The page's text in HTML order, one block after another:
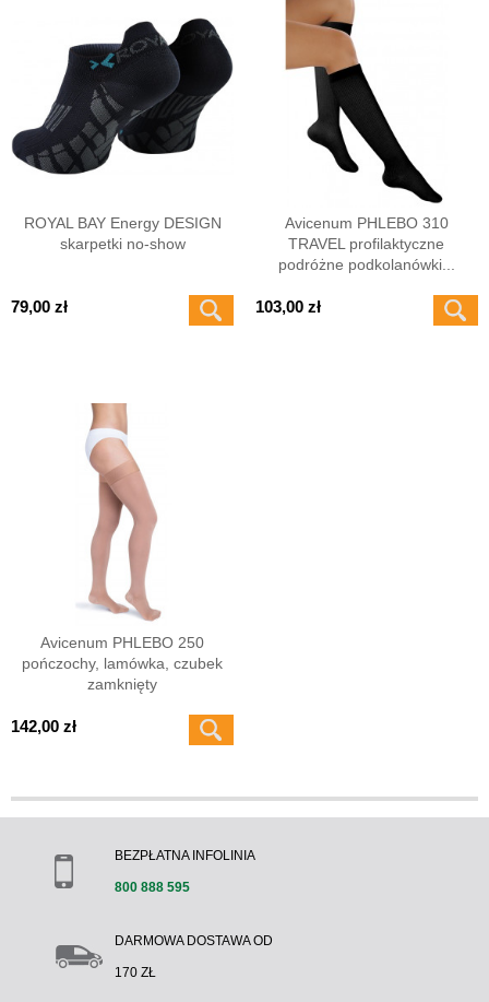
ROYAL BAY Energy DESIGN
skarpetki no-show
79,00 zł
Avicenum PHLEBO 310
TRAVEL profilaktyczne
podróżne podkolanówki...
103,00 zł
Avicenum PHLEBO 250
pończochy, lamówka, czubek
zamknięty
142,00 zł
BEZPŁATNA INFOLINIA
800 888 595
DARMOWA DOSTAWA OD
170 ZŁ